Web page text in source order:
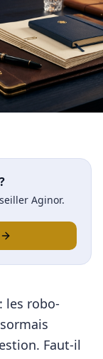
Aginor.
les robo-
Faut-il